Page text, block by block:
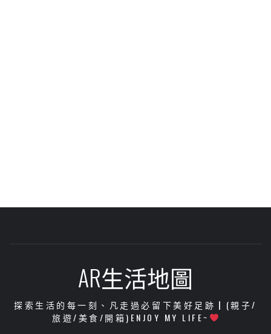
AR生活地圖
探索生活的每一刻、凡走過必留下美好足跡┃(親子/
旅遊/美食/開箱)ENJOY MY LIFE~